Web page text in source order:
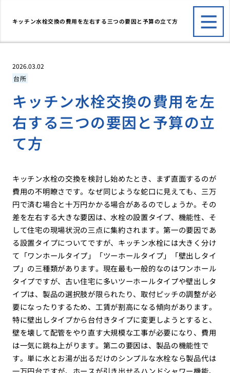
キッチン水栓交換の費用を左右する三つの要因と予算の立て方
2026.03.02
台所
キッチン水栓交換の費用を左
右する三つの要因と予算の立
て方
キッチン水栓の交換を検討し始めたとき、まず直面するのが
費用の不明瞭さです。なぜ同じような蛇口に見えても、三万
円で済む場合と十万円かかる場合があるのでしょうか。その
差を左右する大きな要因は、水栓の設置タイプ、機能性、そ
して住宅の現場状況の三点に集約されます。第一の要因であ
る設置タイプについてですが、キッチン水栓には大きく分け
て「ワンホールタイプ」「ツーホールタイプ」「壁出しタイ
プ」の三種類があります。現在最も一般的なのはワンホール
タイプですが、古い住宅に多いツーホールタイプや壁出しタ
イプは、製品の選択肢が限られたり、取付ピッチの調整が必
要になったりするため、工賃が割高になる傾向があります。
特に壁出しタイプから台付きタイプに変更しようとすると、
壁を壊して配管をやり直す大規模な工事が必要になり、費用
は一気に跳ね上がります。第二の要因は、製品の機能性で
す。単に水とお湯が出るだけのシンプルな水栓なら製品代は
一万円台ですが、ホースが引き出せるハンドシャワー機能、